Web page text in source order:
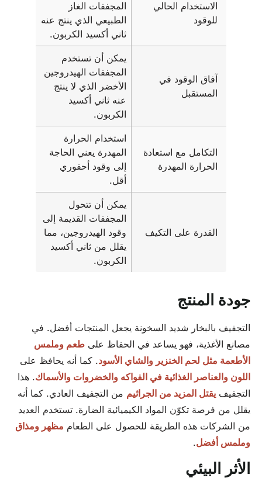
الاستخدام الحالي
للوقود
المجففات الغاز
الطبيعي الذي ينتج عنه
ثاني أكسيد الكربون.
آفاق الوقود في
المستقبل
يمكن أن تستخدم
المجففات الهيدروجين
الأخضر الذي لا ينتج
عنه ثاني أكسيد
الكربون.
التكامل مع استعادة
الحرارة المهدرة
استخدام الحرارة
المهدرة يعني الحاجة
إلى وقود أحفوري
أقل.
القدرة على التكيف
يمكن أن تتحول
المجففات القديمة إلى
وقود الهيدروجين، مما
يقلل من ثاني أكسيد
الكربون.
جودة المنتج
التجفيف بالبخار شديد السخونة يجعل المنتجات أفضل. في
مصانع الأغذية، فهو يساعد في الحفاظ على طعم وملمس
الأطعمة مثل لحم الخنزير والشاي الأسود. كما أنه يحافظ على
اللون والعناصر الغذائية في الفواكه والخضروات والأسماك. هذا
التجفيف يقتل المزيد من الجراثيم من التجفيف العادي. كما أنه
يقلل من فرصة تكوّن المواد الكيميائية الضارة. تستخدم العديد
من الشركات هذه الطريقة للحصول على الطعام مظهر ومذاق
وملمس أفضل.
الأثر البيئي